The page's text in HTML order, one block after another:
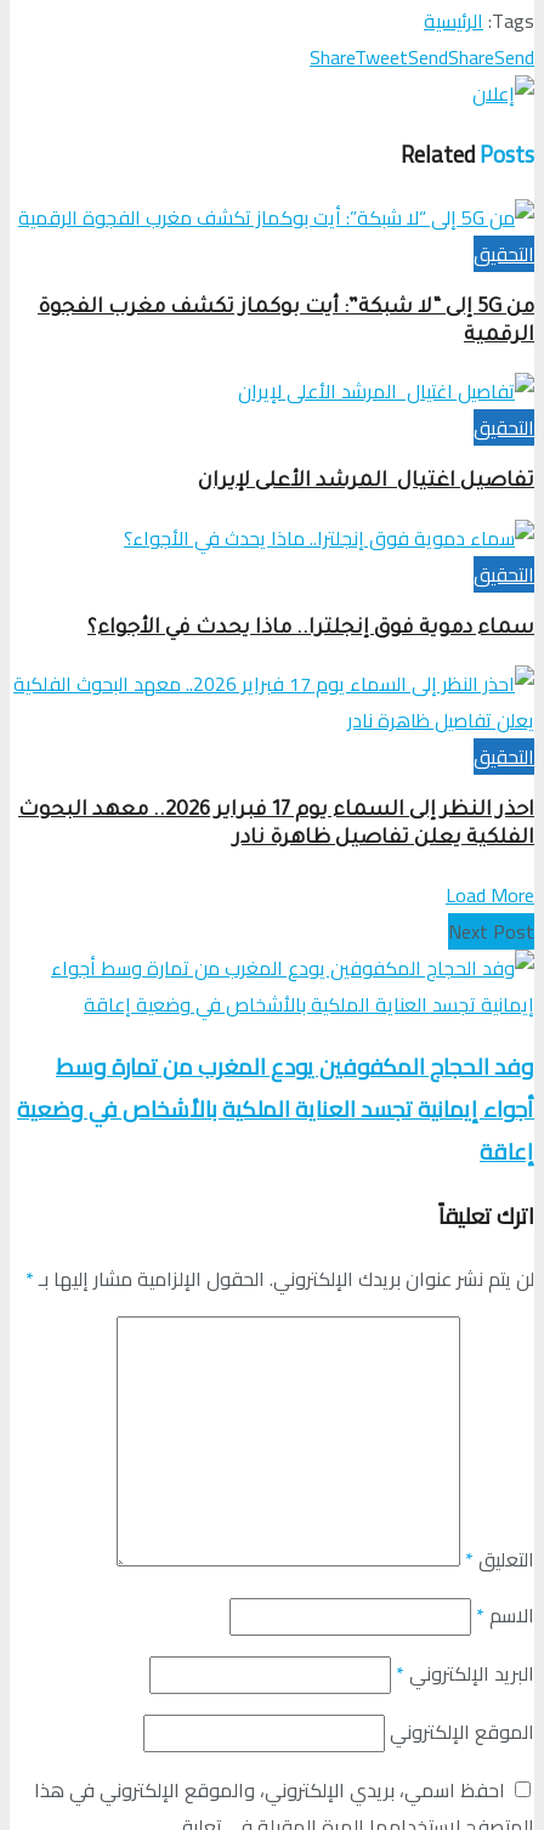
Tags: الرئيسية
ShareTweetSendShareSend
RelatedPosts
التحقیق
من 5G إلى “لا شبكة”: أيت بوكماز تكشف مغرب الفجوة
الرقمية
التحقیق
تفاصيل اغتيال المرشد الأعلى لإيران
التحقیق
سماء دموية فوق إنجلترا.. ماذا يحدث في الأجواء؟
التحقیق
احذر النظر إلى السماء يوم 17 فبراير 2026.. معهد البحوث
الفلكية يعلن تفاصيل ظاهرة نادر
Load More
Next Post
وفد الحجاج المكفوفين يودع المغرب من تمارة وسط
أجواء إيمانية تجسد العناية الملكية بالأشخاص في وضعية
إعاقة
اترك تعليقاً
لن يتم نشر عنوان بريدك الإلكتروني. الحقول الإلزامية مشار إليها بـ*
التعليق*
الاسم*
البريد الإلكتروني*
الموقع الإلكتروني
احفظ اسمي، بريدي الإلكتروني، والموقع الإلكتروني في هذا